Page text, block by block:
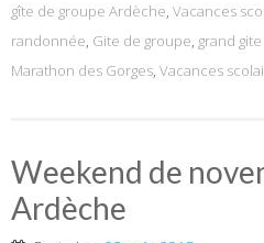
gîte de groupe Ardèche, Vacances
randonnée, Gite de groupe, grand
Marathon des Gorges, Vacances
Weekend de
Ardèche